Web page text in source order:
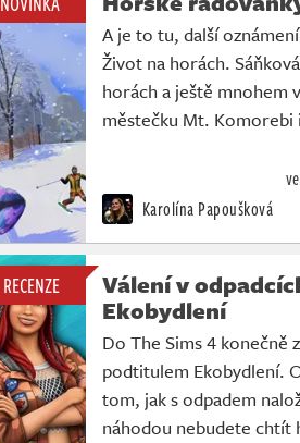
A je to tu, další
Život na horách.
horách a ještě mnohem
městečku Mt. Komorebi
Karolína Papoušková
RECENZE
Válení v
Ekobydlení
Do The Sims 4 konečně
podtitulem Ekobydlení.
tom, jak s odpadem
náhodou nebudete chtít